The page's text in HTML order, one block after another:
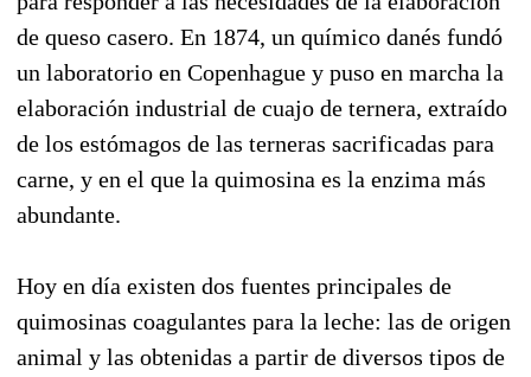
de queso casero. En 1874, un químico danés fundó
un laboratorio en Copenhague y puso en marcha la
elaboración industrial de cuajo de ternera, extraído
de los estómagos de las terneras sacrificadas para
carne, y en el que la quimosina es la enzima más
abundante.
Hoy en día existen dos fuentes principales de
quimosinas coagulantes para la leche: las de origen
animal y las obtenidas a partir de diversos tipos de